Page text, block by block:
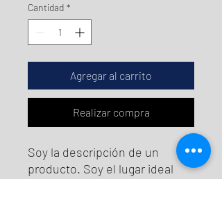
Cantidad *
Agregar al carrito
Realizar compra
Soy la descripción de un
producto. Soy el lugar ideal